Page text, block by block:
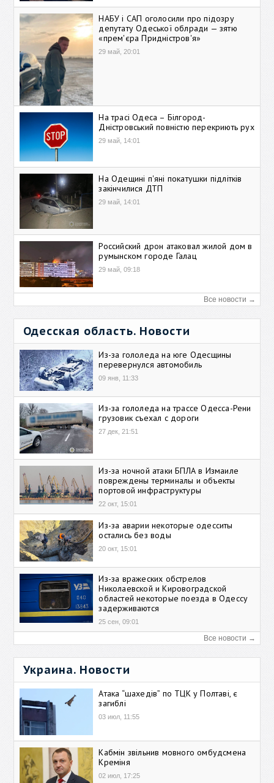
НАБУ і САП оголосили про підозру
депутату Одеської облради — зятю
«прем'єра Придністров'я»
29 май, 20:01
На трасі Одеса – Білгород-
Дністровський повністю перекриють рух
29 май, 14:01
На Одещині п'яні покатушки підлітків
закінчилися ДТП
29 май, 14:01
Российский дрон атаковал жилой дом в
румынском городе Галац
29 май, 09:18
Все новости →
Одесская область. Новости
Из-за гололеда на юге Одесщины
перевернулся автомобиль
09 янв, 11:33
Из-за гололеда на трассе Одесса-Рени
грузовик съехал с дороги
27 дек, 21:51
Из-за ночной атаки БПЛА в Измаиле
повреждены терминалы и объекты
портовой инфраструктуры
22 окт, 15:01
Из-за аварии некоторые одесситы
остались без воды
20 окт, 15:01
Из-за вражеских обстрелов
Николаевской и Кировоградской
областей некоторые поезда в Одессу
задерживаются
25 сен, 09:01
Все новости →
Украина. Новости
Атака “шахедів” по ТЦК у Полтаві, є
загиблі
03 июл, 11:55
Кабмін звільнив мовного омбудсмена
Креміня
02 июл, 17:25